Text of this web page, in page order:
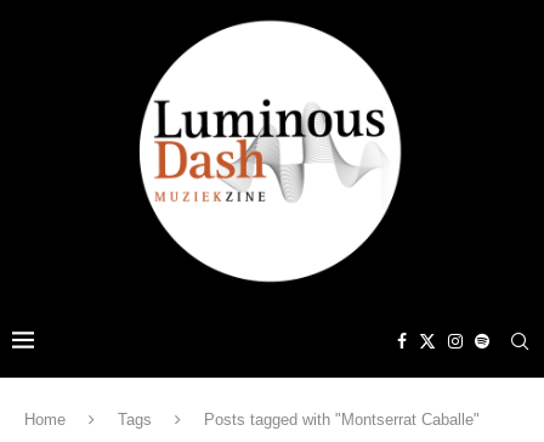
Home Tags Posts tagged with "Montserrat Caballe"